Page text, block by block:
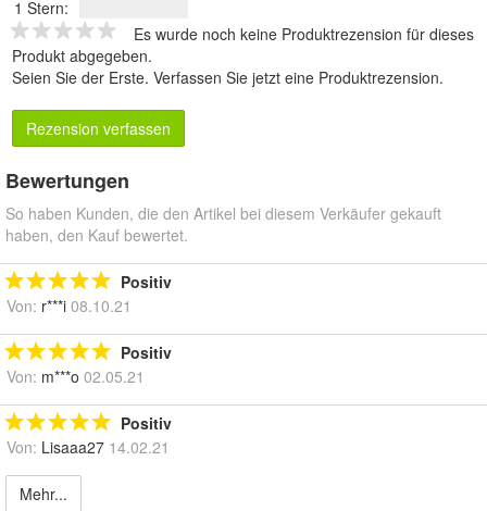
1 Stern:
Es wurde noch keine Produktrezension für dieses
Produkt abgegeben.
Seien Sie der Erste. Verfassen Sie jetzt eine Produktrezension.
Rezension verfassen
Bewertungen
So haben Kunden, die den Artikel bei diesem Verkäufer gekauft
haben, den Kauf bewertet.
Positiv
Von: r***i 08.10.21
Positiv
Von: m***o 02.05.21
Positiv
Von: Lisaaa27 14.02.21
Mehr...